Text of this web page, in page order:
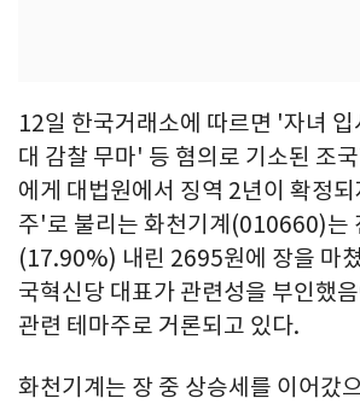
12일 한국거래소에 따르면 '자녀
대 감찰 무마' 등 혐의로 기소된 조
에게 대법원에서 징역 2년이 확정
주'로 불리는 화천기계(010660)는
(17.90%) 내린 2695원에 장을 마
국혁신당 대표가 관련성을 부인했
관련 테마주로 거론되고 있다.
화천기계는 장 중 상승세를 이어갔